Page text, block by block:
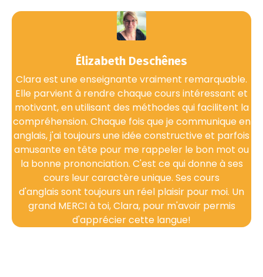
Élizabeth Deschênes
Clara est une enseignante vraiment remarquable.
Elle parvient à rendre chaque cours intéressant et
motivant, en utilisant des méthodes qui facilitent la
compréhension. Chaque fois que je communique en
anglais, j'ai toujours une idée constructive et parfois
amusante en tête pour me rappeler le bon mot ou
la bonne prononciation. C'est ce qui donne à ses
cours leur caractère unique. Ses cours
d'anglais sont toujours un réel plaisir pour moi. Un
grand MERCI à toi, Clara, pour m'avoir permis
d'apprécier cette langue!